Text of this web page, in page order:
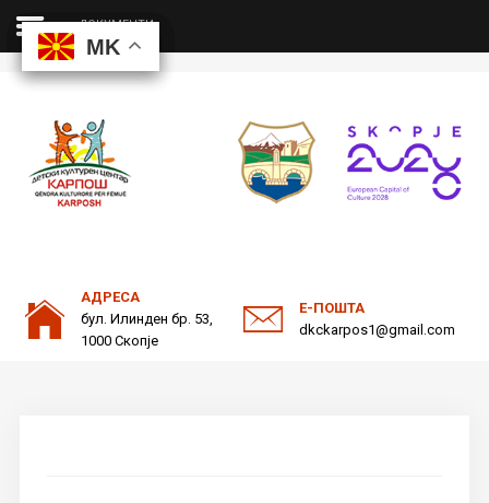
MK
MK
ДКЦ
ОДНОСИ СО ЈАВНОСТ
ДОКУМЕНТИ
MK
MK
АДРЕСА
бул. Илинден бр. 53,
1000 Скопје
Е-ПОШТА
dkckarpos1@gmail.com
Пребарајте на нашата веб страна